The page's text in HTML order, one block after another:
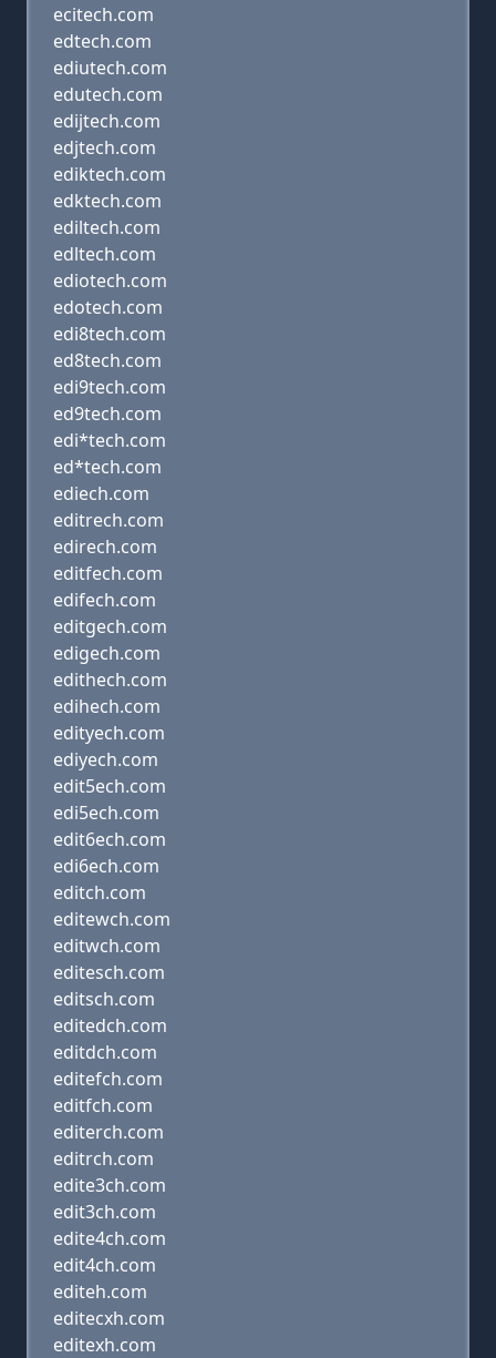
ecitech.com
edtech.com
ediutech.com
edutech.com
edijtech.com
edjtech.com
ediktech.com
edktech.com
ediltech.com
edltech.com
ediotech.com
edotech.com
edi8tech.com
ed8tech.com
edi9tech.com
ed9tech.com
edi*tech.com
ed*tech.com
ediech.com
editrech.com
edirech.com
editfech.com
edifech.com
editgech.com
edigech.com
edithech.com
edihech.com
edityech.com
ediyech.com
edit5ech.com
edi5ech.com
edit6ech.com
edi6ech.com
editch.com
editewch.com
editwch.com
editesch.com
editsch.com
editedch.com
editdch.com
editefch.com
editfch.com
editerch.com
editrch.com
edite3ch.com
edit3ch.com
edite4ch.com
edit4ch.com
editeh.com
editecxh.com
editexh.com